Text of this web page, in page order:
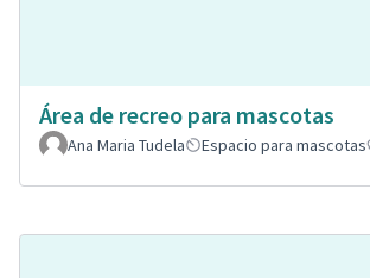
Área de recreo para mascotas
Ana Maria Tudela
Espacio para mascotas